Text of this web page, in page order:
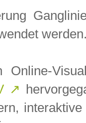
Online-
↗